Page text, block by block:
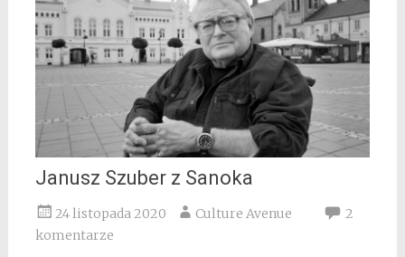
Janusz Szuber z Sanoka
24 listopada 2020 Culture Avenue
2
komentarze